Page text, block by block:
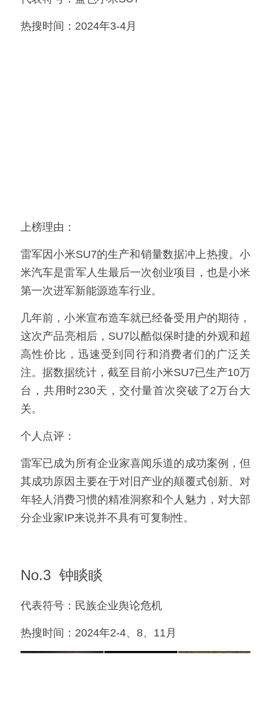
热搜时间：2024年3-4月
上榜理由：
雷军因小米SU7的生产和销量数据冲上热搜。小
米汽车是雷军人生最后一次创业项目，也是小米
第一次进军新能源造车行业。
几年前，小米宣布造车就已经备受用户的期待，
这次产品亮相后，SU7以酷似保时捷的外观和超
高性价比，迅速受到同行和消费者们的广泛关
注。据数据统计，截至目前小米SU7已生产10万
台，共用时230天，交付量首次突破了2万台大
关。
个人点评：
雷军已成为所有企业家喜闻乐道的成功案例，但
其成功原因主要在于对旧产业的颠覆式创新、对
年轻人消费习惯的精准洞察和个人魅力，对大部
分企业家IP来说并不具有可复制性。
No.3  钟睒睒
代表符号：民族企业舆论危机
热搜时间：2024年2-4、8、11月